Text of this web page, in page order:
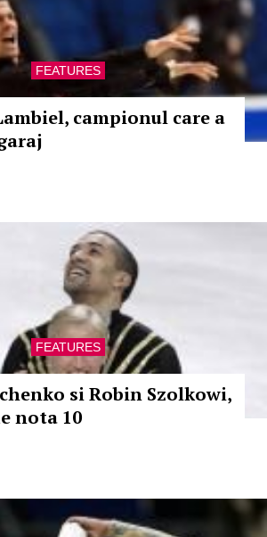
FEATURES
campionul care a
FEATURES
si Robin Szolkowi,
nota 10